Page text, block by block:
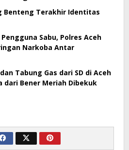
Benteng Terakhir Identitas
Sabu, Polres Aceh
Narkoba Antar
Tabung Gas dari SD di Aceh
dari Bener Meriah Dibekuk